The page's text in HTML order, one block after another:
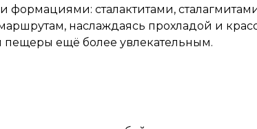
сталактитами,
наслаждаясь прохладой и
пещеры ещё более увлекательным.